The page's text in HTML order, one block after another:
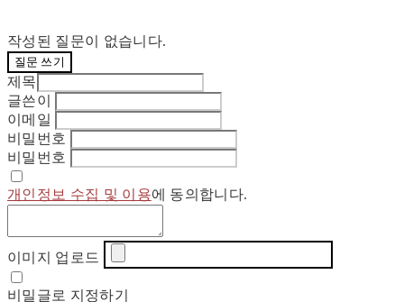
작성된 질문이 없습니다.
질문 쓰기
제목
글쓴이
이메일
비밀번호
비밀번호
개인정보 수집 및 이용에 동의합니다.
이미지 업로드
비밀글로 지정하기